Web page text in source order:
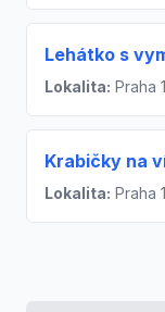
Lehátko s
Lokalita: Praha 1
Krabičky na
Lokalita: Praha 1